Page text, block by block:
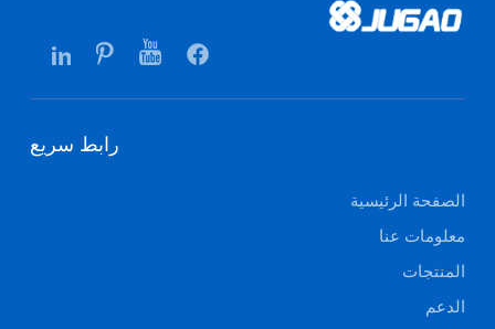
رابط سريع
الصفحة الرئيسية
معلومات عنا
المنتجات
الدعم